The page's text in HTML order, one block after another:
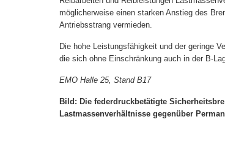
möglicherweise einen starken Anstieg des
Antriebsstrang vermieden.
Die hohe Leistungsfähigkeit und der geringe
die sich ohne Einschränkung auch in der B-
EMO Halle 25, Stand B17
Bild: Die federdruckbetätigte
Lastmassenverhältnisse gegenüber